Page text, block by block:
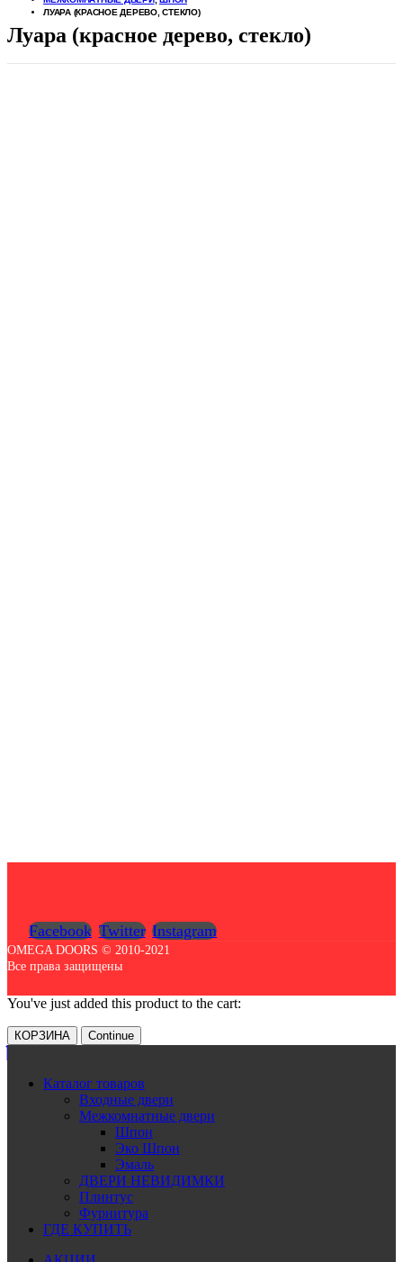
ЛУАРА (КРАСНОЕ ДЕРЕВО, СТЕКЛО)
Луара (красное дерево, стекло)
Facebook Twitter Instagram
OMEGA DOORS © 2010-2021
Все права защищены
You've just added this product to the cart:
КОРЗИНА Continue
Каталог товаров
Входные двери
Межкомнатные двери
Шпон
Эко Шпон
Эмаль
ДВЕРИ НЕВИДИМКИ
Плинтус
Фурнитура
ГДЕ КУПИТЬ